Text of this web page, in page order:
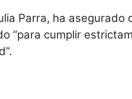
Parra, ha asegurado
“para cumplir